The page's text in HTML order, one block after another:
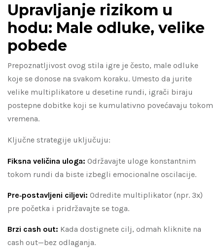
Upravljanje rizikom u
hodu: Male odluke, velike
pobede
Prepoznatljivost ovog stila igre je često, male odluke
koje se donose na svakom koraku. Umesto da jurite
velike multiplikatore u desetine rundi, igrači biraju
postepne dobitke koji se kumulativno povećavaju tokom
vremena.
Ključne strategije uključuju:
Fiksna veličina uloga: Održavajte uloge konstantnim
tokom rundi da biste izbegli emocionalne oscilacije.
Pre‑postavljeni ciljevi: Odredite multiplikator (npr. 3x)
pre početka i pridržavajte se toga.
Brzi cash out: Kada dostignete cilj, odmah kliknite na
cash out—bez odlaganja.